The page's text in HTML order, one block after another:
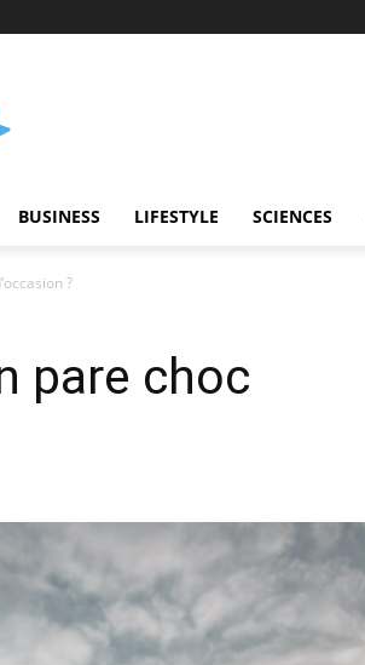
BUSINESS LIFESTYLE SCIENCES
?
pare choc